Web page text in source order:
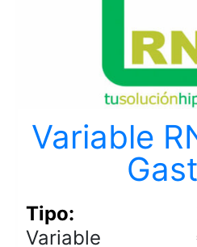
Variable
Variable